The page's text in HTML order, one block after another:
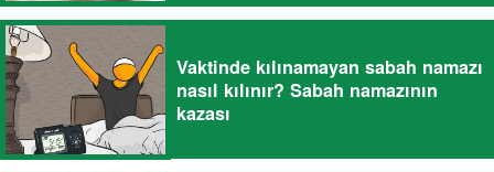
Vaktinde kılınamayan sabah namazı
nasıl kılınır? Sabah namazının
kazası